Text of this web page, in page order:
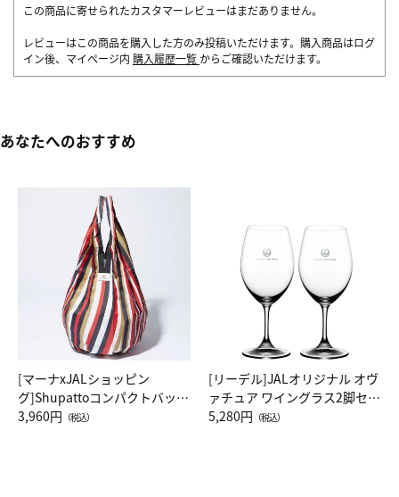
この商品に寄せられたカスタマーレビューはまだありません。
レビューはこの商品を購入した方のみ投稿いただけます。購入商品はログ
イン後、マイページ内 購入履歴一覧 からご確認いただけます。
あなたへのおすすめ
[マーナxJALショッピン
グ]Shupattoコンパクトバッグ
Drop JAL客室乗務員（LC）ス
3,960円 （税込）
[リーデル]JALオリジナル オヴ
ァチュア ワイングラス2脚セッ
ト（レッドワイン）
5,280円 （税込）